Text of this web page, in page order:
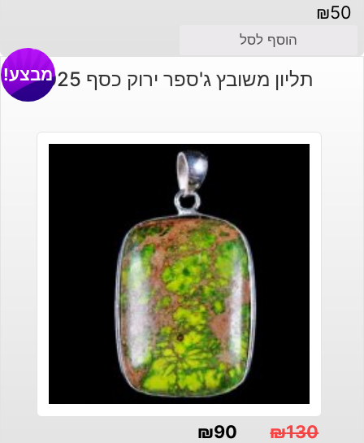
₪50
הוסף לסל
תליון משובץ ג'ספר ירוק כסף 925 מבצע!
₪130
₪90